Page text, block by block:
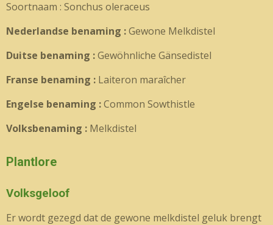
Soortnaam : Sonchus oleraceus
Nederlandse benaming :Gewone Melkdistel
Duitse benaming :Gewöhnliche Gänsedistel
Franse benaming : Laiteron maraîcher
Engelse benaming :Common Sowthistle
Volksbenaming : Melkdistel
Plantlore
Volksgeloof
Er wordt gezegd dat de gewone melkdistel geluk brengt